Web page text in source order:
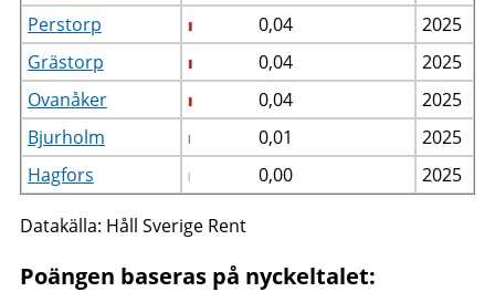
Perstorp
0,04
2025
Grästorp
0,04
2025
Ovanåker
0,04
2025
Bjurholm
0,01
2025
Hagfors
0,00 2025
Datakälla: Håll Sverige Rent
Poängen baseras på nyckeltalet: